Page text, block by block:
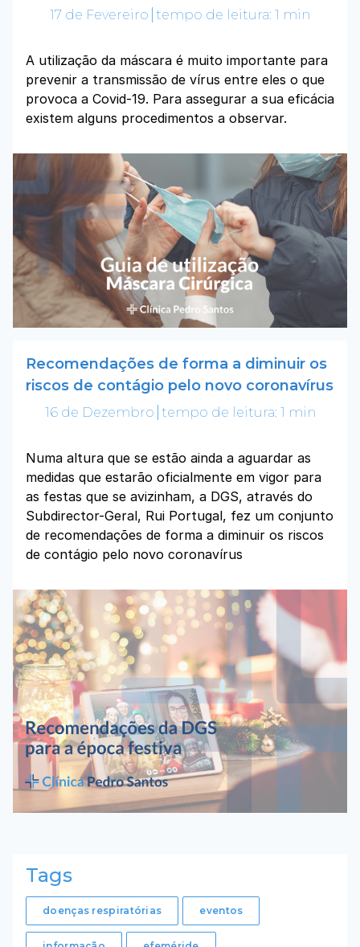
17 de Fevereiro tempo de leitura: 1 min
A utilização da máscara é muito importante para
prevenir a transmissão de vírus entre eles o que
provoca a Covid-19. Para assegurar a sua eficácia
existem alguns procedimentos a observar.
Recomendações de forma a diminuir os
riscos de contágio pelo novo coronavírus
16 de Dezembro tempo de leitura: 1 min
Numa altura que se estão ainda a aguardar as
medidas que estarão oficialmente em vigor para
as festas que se avizinham, a DGS, através do
Subdirector-Geral, Rui Portugal, fez um conjunto
de recomendações de forma a diminuir os riscos
de contágio pelo novo coronavírus
Tags
doenças respiratórias eventos